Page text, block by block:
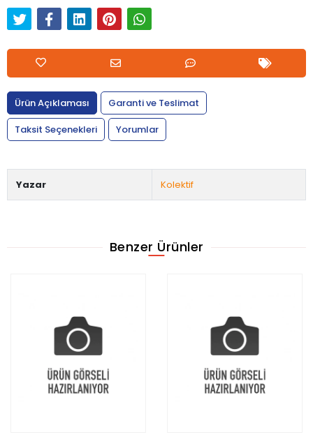
Ürün Açıklaması
Garanti ve Teslimat
Taksit Seçenekleri
Yorumlar
Yazar Kolektif
Benzer Ürünler